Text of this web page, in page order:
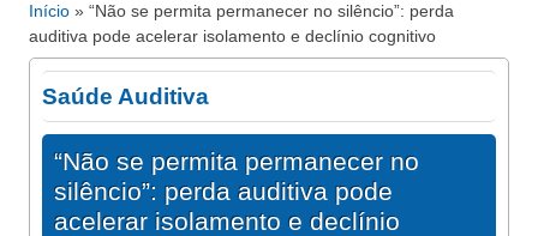
Está aqui
Início » “Não se permita permanecer no silêncio”: perda
auditiva pode acelerar isolamento e declínio cognitivo
Saúde Auditiva
“Não se permita permanecer no
silêncio”: perda auditiva pode
acelerar isolamento e declínio